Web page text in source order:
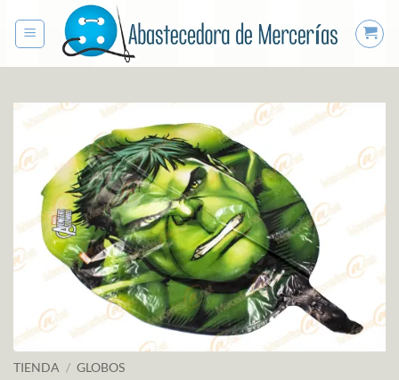
TIENDA / GLOBOS